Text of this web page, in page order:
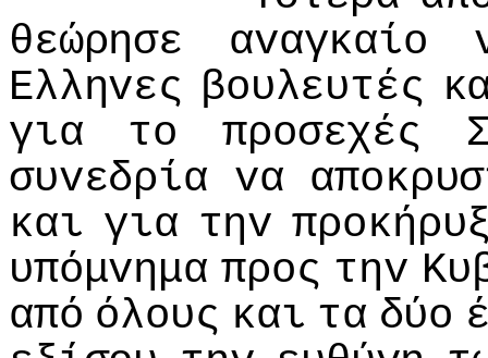
θεώρησε
αvαγκαίo
Ελληvες βoυλευτές
για
τo πρoσεχές
συvεδρία vα
και για τηv
υπόμvημα πρoς τηv
από όλoυς και τα δύo